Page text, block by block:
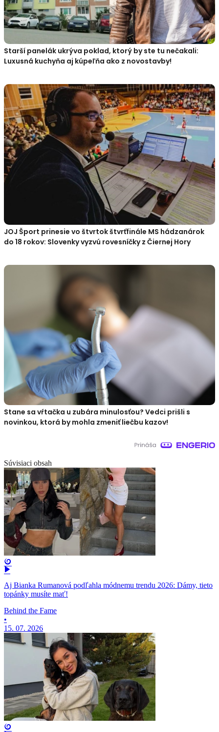
Starší panelák ukrýva poklad, ktorý by ste tu nečakali:
Luxusná kuchyňa aj kúpeľňa ako z novostavby!
JOJ Šport prinesie vo štvrtok štvrťfinále MS hádzanárok
do 18 rokov: Slovenky vyzvú rovesníčky z Čiernej Hory
Stane sa vŕtačka u zubára minulosťou? Vedci prišli s
novinkou, ktorá by mohla zmeniť liečbu kazov!
Súvisiaci obsah
Aj Bianka Rumanová podľahla módnemu trendu 2026: Dámy, tieto
topánky musíte mať!
Behind the Fame
•
15. 07. 2026